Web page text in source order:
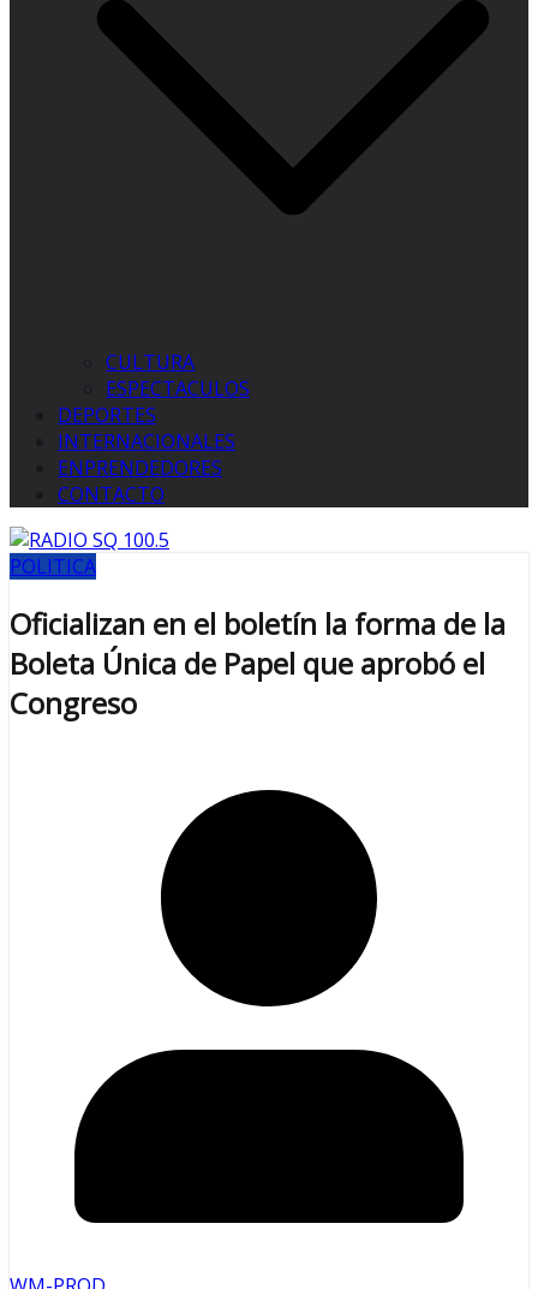
CULTURA
ESPECTACULOS
DEPORTES
INTERNACIONALES
ENPRENDEDORES
CONTACTO
POLITICA
Oficializan en el boletín la forma de la
Boleta Única de Papel que aprobó el
Congreso